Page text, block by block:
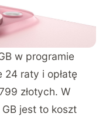
w programie
24 raty i opłatę
złotych. W
GB jest to koszt